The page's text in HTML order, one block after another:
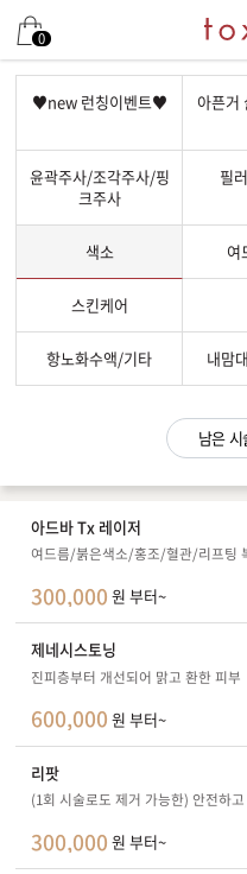
0
♥new 런칭이벤트♥
아픈거
윤곽주사/조각주사/핑
크주사
필
색소 여
스킨케어
항노화수액/기타 내맘
남은
아드바 Tx 레이저
여드름/붉은색소/홍조/혈관/리프팅
300,000 원 부터~
제네시스토닝
진피층부터 개선되어 맑고 환한 피부
600,000 원 부터~
리팟
(1회 시술로도 제거 가능한) 안전하
300,000 원 부터~
남은 시술/관리권 예약
남은 시술/관리권 종류
색소
여드름/모공
스킨부스터
스킨케어
체형